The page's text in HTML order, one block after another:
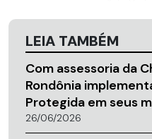
LEIA TAMBÉM
Com assessoria da
Rondônia
Protegida em seus
26/06/2026